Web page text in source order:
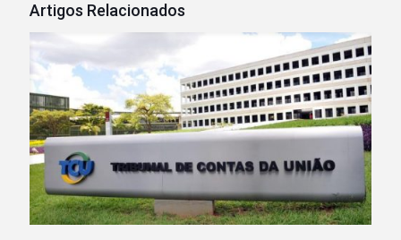
Artigos Relacionados